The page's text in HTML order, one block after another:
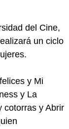
del Cine,
un ciclo
y Mi
y La
cotorras y Abrir